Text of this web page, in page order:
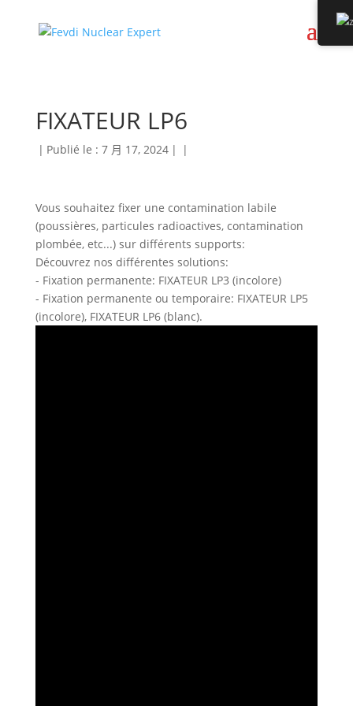
FIXATEUR LP6
| Publié le : 7 月 17, 2024 | |
Vous souhaitez fixer une contamination labile
(poussières, particules radioactives, contamination
plombée, etc...) sur différents supports:
Découvrez nos différentes solutions:
- Fixation permanente: FIXATEUR LP3 (incolore)
- Fixation permanente ou temporaire: FIXATEUR LP5
(incolore), FIXATEUR LP6 (blanc).